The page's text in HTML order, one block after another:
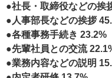
●社長・取締役などの挨
●人事部長などの挨拶
●各種事務手続き 23.2%
●先輩社員との交流
●業務内容などの説明